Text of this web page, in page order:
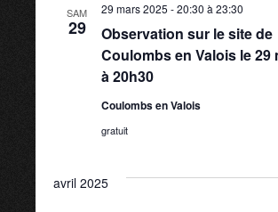
SAM
29
Observation sur le site de
Coulombs en Valois le 29
à 20h30
29 mars 2025 - 20:30 à 23:30
Coulombs en Valois
gratuit
avril 2025